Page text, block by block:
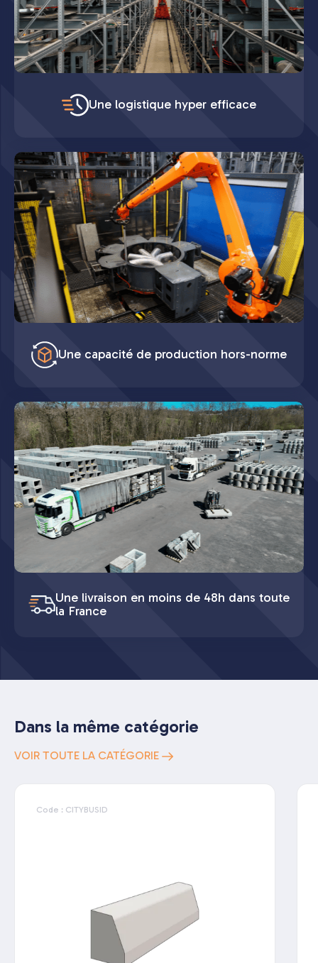
Une logistique hyper efficace
Une capacité de production hors-norme
Une livraison en moins de 48h dans toute
la France
Dans la même catégorie
VOIR TOUTE LA CATÉGORIE
Code : CITYBUSID